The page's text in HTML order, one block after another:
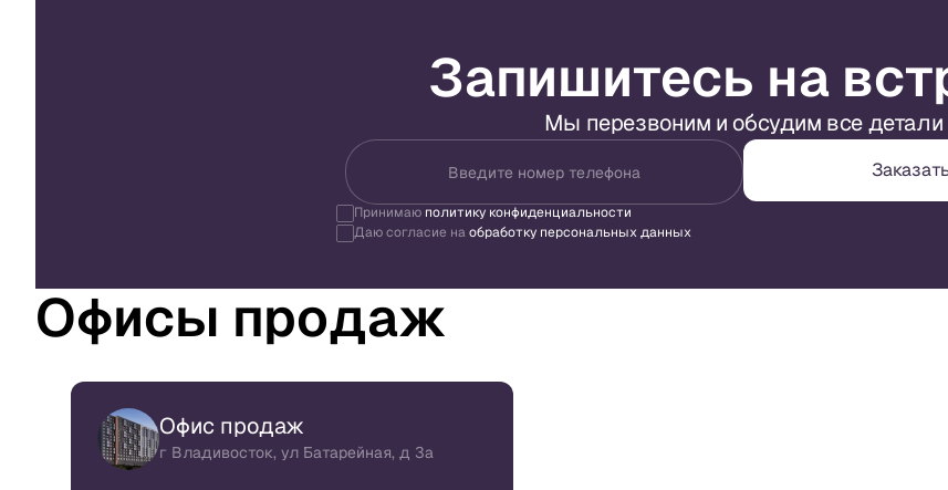
Запишитесь на
Мы перезвоним и обсудим все детали
Введите номер телефона
Принимаю политику конфиденциальности
Даю согласие наобработку персональных данных
Офисы продаж
Офис продаж
г Владивосток, ул Батарейная, д 3а